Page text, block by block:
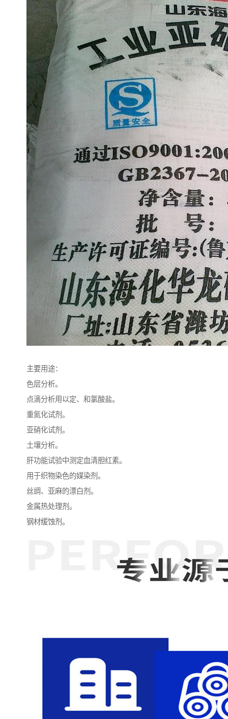
主要用途：
色层分析。
点滴分析用以定、和氯酸盐。
重氮化试剂。
亚硝化试剂。
土壤分析。
肝功能试验中测定血清胆红素。
用于织物染色的媒染剂。
丝绸、亚麻的漂白剂。
金属热处理剂。
钢材缓蚀剂。